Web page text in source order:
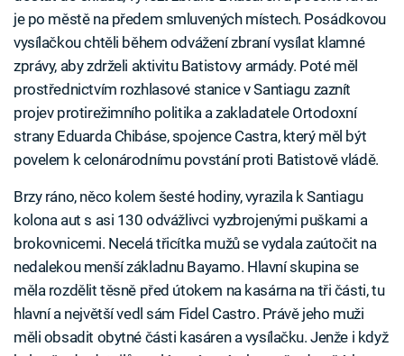
je po městě na předem smluvených místech. Posádkovou
vysílačkou chtěli během odvážení zbraní vysílat klamné
zprávy, aby zdrželi aktivitu Batistovy armády. Poté měl
prostřednictvím rozhlasové stanice v Santiagu zaznít
projev protirežimního politika a zakladatele Ortodoxní
strany Eduarda Chibáse, spojence Castra, který měl být
povelem k celonárodnímu povstání proti Batistově vládě.
Brzy ráno, něco kolem šesté hodiny, vyrazila k Santiagu
kolona aut s asi 130 odvážlivci vyzbrojenými puškami a
brokovnicemi. Necelá třicítka mužů se vydala zaútočit na
nedalekou menší základnu Bayamo. Hlavní skupina se
měla rozdělit těsně před útokem na kasárna na tři části, tu
hlavní a největší vedl sám Fidel Castro. Právě jeho muži
měli obsadit obytné části kasáren a vysílačku. Jenže i když